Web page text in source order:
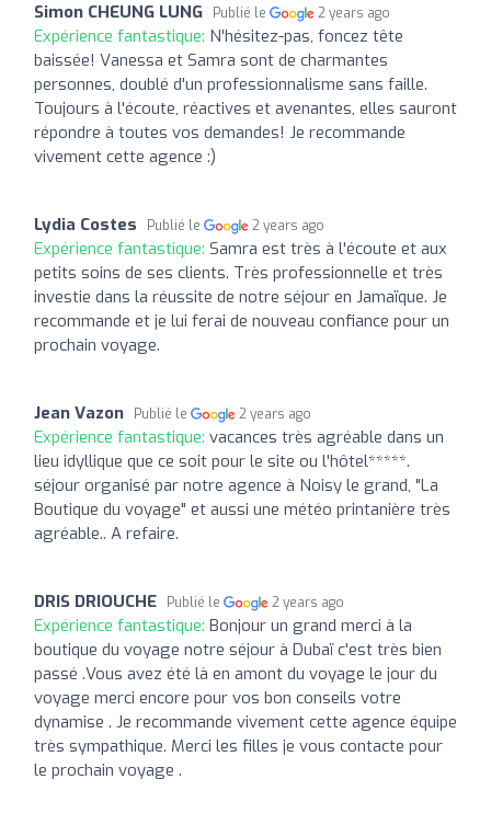
Simon CHEUNG LUNG Publié le 2 years ago
Expérience fantastique: N'hésitez-pas, foncez tête
baissée! Vanessa et Samra sont de charmantes
personnes, doublé d'un professionnalisme sans faille.
Toujours à l'écoute, réactives et avenantes, elles sauront
répondre à toutes vos demandes! Je recommande
vivement cette agence :)
Lydia Costes Publié le 2 years ago
Expérience fantastique: Samra est très à l'écoute et aux
petits soins de ses clients. Très professionnelle et très
investie dans la réussite de notre séjour en Jamaïque. Je
recommande et je lui ferai de nouveau confiance pour un
prochain voyage.
Jean Vazon Publié le 2 years ago
Expérience fantastique: vacances très agréable dans un
lieu idyllique que ce soit pour le site ou l'hôtel*****.
séjour organisé par notre agence à Noisy le grand, "La
Boutique du voyage" et aussi une météo printanière très
agréable.. A refaire.
DRIS DRIOUCHE Publié le 2 years ago
Expérience fantastique: Bonjour un grand merci à la
boutique du voyage notre séjour à Dubaï c'est très bien
passé .Vous avez été là en amont du voyage le jour du
voyage merci encore pour vos bon conseils votre
dynamise . Je recommande vivement cette agence équipe
très sympathique. Merci les filles je vous contacte pour
le prochain voyage .